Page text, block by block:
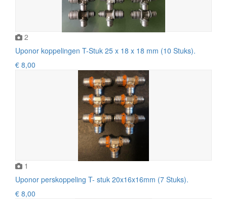
2
Uponor koppelingen T-Stuk 25 x 18 x 18 mm (10 Stuks).
€ 8,00
1
Uponor perskoppeling T- stuk 20x16x16mm (7 Stuks).
€ 8,00